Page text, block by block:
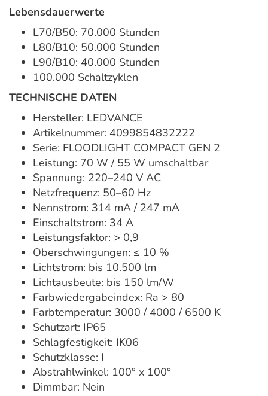
Lebensdauerwerte
L70/B50: 70.000 Stunden
L80/B10: 50.000 Stunden
L90/B10: 40.000 Stunden
100.000 Schaltzyklen
TECHNISCHE DATEN
Hersteller: LEDVANCE
Artikelnummer: 4099854832222
Serie: FLOODLIGHT COMPACT GEN 2
Leistung: 70 W / 55 W umschaltbar
Spannung: 220–240 V AC
Netzfrequenz: 50–60 Hz
Nennstrom: 314 mA / 247 mA
Einschaltstrom: 34 A
Leistungsfaktor: > 0,9
Oberschwingungen: ≤ 10 %
Lichtstrom: bis 10.500 lm
Lichtausbeute: bis 150 lm/W
Farbwiedergabeindex: Ra > 80
Farbtemperatur: 3000 / 4000 / 6500 K
Schutzart: IP65
Schlagfestigkeit: IK06
Schutzklasse: I
Abstrahlwinkel: 100° x 100°
Dimmbar: Nein